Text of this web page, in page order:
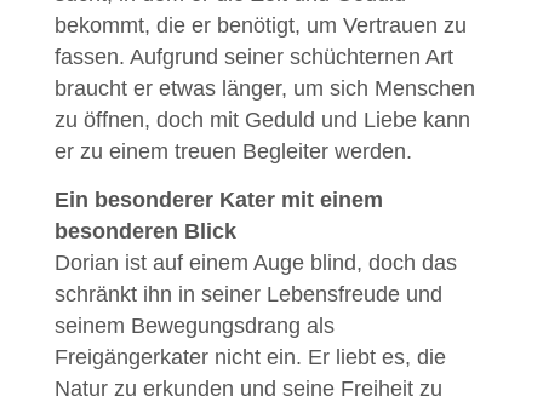
bekommt, die er benötigt, um Vertrauen zu
fassen. Aufgrund seiner schüchternen Art
braucht er etwas länger, um sich Menschen
zu öffnen, doch mit Geduld und Liebe kann
er zu einem treuen Begleiter werden.
Ein besonderer Kater mit einem
besonderen Blick
Dorian ist auf einem Auge blind, doch das
schränkt ihn in seiner Lebensfreude und
seinem Bewegungsdrang als
Freigängerkater nicht ein. Er liebt es, die
Natur zu erkunden und seine Freiheit zu